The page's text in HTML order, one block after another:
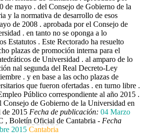
de mayo . del Consejo de Gobierno de la
y la normativa de desarrollo de esos
de 2008 . aprobada por el Consejo de
. en tanto no se oponga a lo
Estatutos . Este Rectorado ha resuelto
plazas de promoción interna para el
de Universidad . al amparo de lo
nal segunda del Real Decreto-Ley
. y en base a las ocho plazas de
que fueron ofertadas . en turno libre .
Público correspondiente al año 2015 .
Consejo de Gobierno de la Universidad en
de 2015 Fecha de publicación: 04 Marzo
, Boletín Oficial de Cantabria - Fecha
2015 Cantabria